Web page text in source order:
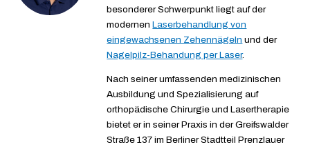
besonderer Schwerpunkt liegt auf der
modernenLaserbehandlung von
eingewachsenen Zehennägeln und der
Nagelpilz-Behandung per Laser.
Nach seiner umfassenden medizinischen
Ausbildung und Spezialisierung auf
orthopädische Chirurgie und Lasertherapie
bietet er in seiner Praxis in der Greifswalder
Straße 137 im Berliner Stadtteil Prenzlauer